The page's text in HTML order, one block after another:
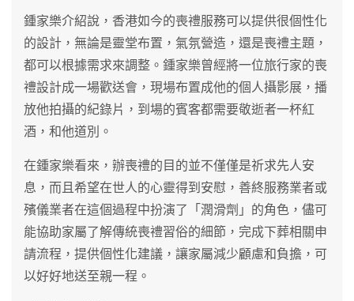
鍾家樂介紹說，香港如今的喪禮服務可以提供很個性化
的設計，無論是靈堂布置，氣氛營造，還是喪禮主題，
都可以根據需求來調整。鍾家樂曾經將一位旅行家的喪
禮設計成一場歡送會，現場布置成他的個人攝影展，播
放他拍攝的紀錄片，到場的賓客都需要敬逝者一杯紅
酒，和他道別。
在鍾家樂看來，辦喪禮的目的並不僅僅是祈求先人安
息，而且希望在世人的心靈得到安慰，善終服務業者或
殯儀業者在這個過程中扮演了「潤滑劑」的角色，儘可
能協助家屬了解傳統喪禮習俗的細節，完成下葬相關申
請流程，提供個性化建議，讓家屬減少顧慮和負擔，可
以好好地送至親一程。